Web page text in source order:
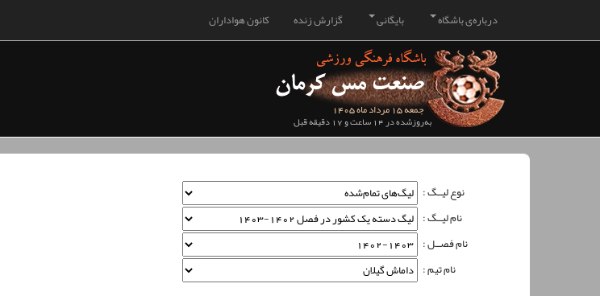
کانون هواداران گزارش زنده بایگانی درباره‌ی باشگاه
جمعه 15 مرداد ماه 1405
به‌روزشده در 14 ساعت و 17 دقیقه قبل
نوع لیــگ :
نام لیــگ :
نام فصــل :
نام تیم :